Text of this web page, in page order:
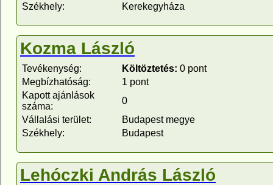
Székhely:
Kerekegyháza
Kozma László
Tevékenység: Költöztetés: 0 pont
Megbízhatóság:
1 pont
Kapott ajánlások
száma:
0
Vállalási terület:
Budapest megye
Székhely:
Budapest
Lehóczki András László